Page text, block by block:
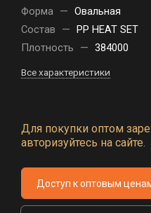
Форма — Овальная
Состав
— PP HEAT SET
Плотность
— 384000
Все характеристики
Для покупки оптом
авторизуйтесь на сайте.
Доступ к оптовым